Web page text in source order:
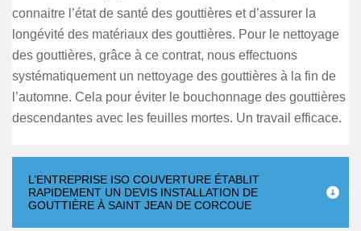
connaitre l’état de santé des gouttières et d’assurer la
longévité des matériaux des gouttières. Pour le nettoyage
des gouttières, grâce à ce contrat, nous effectuons
systématiquement un nettoyage des gouttières à la fin de
l’automne. Cela pour éviter le bouchonnage des gouttières
descendantes avec les feuilles mortes. Un travail efficace.
L’ENTREPRISE ISO COUVERTURE ÉTABLIT
RAPIDEMENT UN DEVIS INSTALLATION DE
GOUTTIÈRE À SAINT JEAN DE CORCOUE